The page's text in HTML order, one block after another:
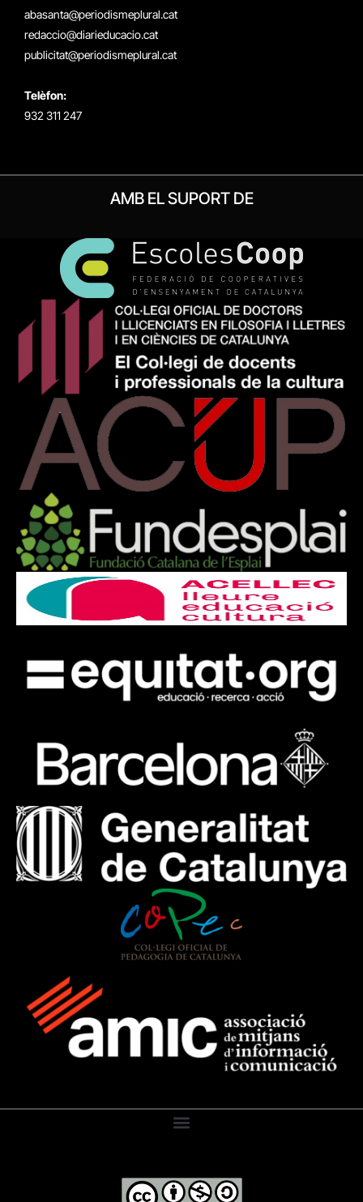
abasanta@periodismeplural.cat
redaccio@diarieducacio.cat
publicitat@periodismeplural.cat
Telèfon:
932 311 247
AMB EL SUPORT DE